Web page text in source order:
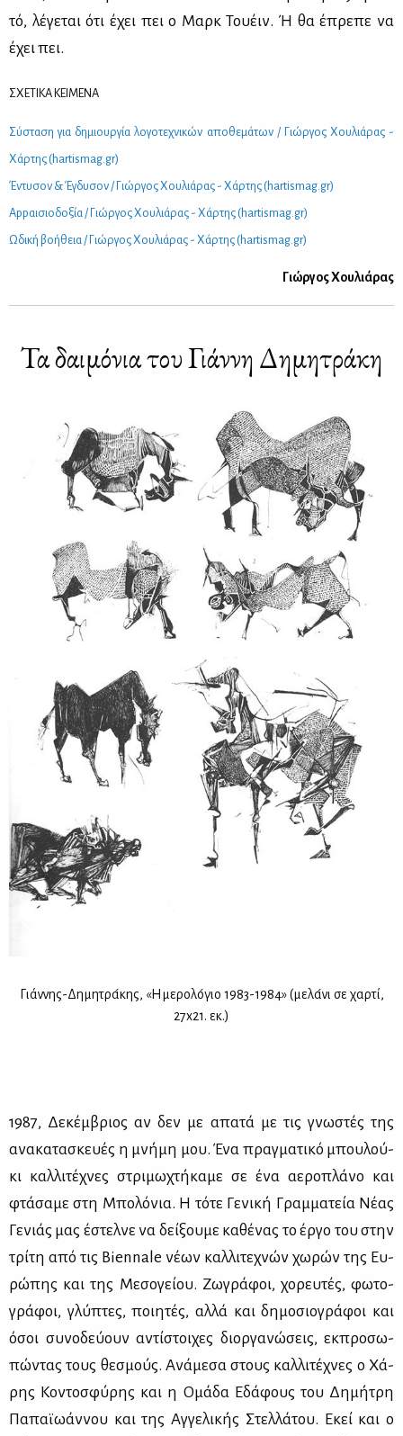
τό, λέ­γε­ται ότι έχει πει ο Μαρκ Του­έιν. Ή θα έπρε­πε να
έχει πει.
ΣΧΕΤΙΚΑ ΚΕΙΜΕΝΑ
Σύ­στα­ση για δη­μιουρ­γία λο­γο­τε­χνι­κών απο­θε­μά­των / Γιώρ­γος Χου­λιά­ρας -
Χάρ­της (hartismag.gr)
Έντυ­σον & Έγδυ­σον / Γιώρ­γος Χου­λιά­ρας - Χάρ­της (hartismag.gr)
Αppαι­σιο­δο­ξία / Γιώρ­γος Χου­λιά­ρας - Χάρ­της (hartismag.gr)
Ωδι­κή βο­ή­θεια / Γιώρ­γος Χου­λιά­ρας - Χάρ­της (hartismag.gr)
Γιώρ­γος Χου­λιά­ρας
Τα δαι­μό­νια του Γιάν­νη Δη­μη­τρά­κη
Γιά­ννης-Δη­μη­τρα­́κης, «Ημε­ρο­λο­́γιο 1983-1984» (με­λα­́νι σε χαρ­τί,
27x21. εκ.)
1987, Δε­κέμ­βριος αν δεν με απα­τά με τις γνω­στές της
ανα­κα­τα­σκευ­ές η μνή­μη μου. Ένα πραγ­μα­τι­κό μπου­λού­
κι καλ­λι­τέ­χνες στρι­μω­χτή­κα­με σε ένα αε­ρο­πλά­νο και
φτά­σα­με στη Μπο­λό­νια. Η τό­τε Γε­νι­κή Γραμ­μα­τεία Νέ­ας
Γε­νιάς μας έστελ­νε να δεί­ξου­με κα­θέ­νας το έρ­γο του στην
τρί­τη από τις Biennale νέ­ων καλ­λι­τε­χνών χω­ρών της Ευ­
ρώ­πης και της Με­σο­γεί­ου. Ζω­γρά­φοι, χο­ρευ­τές, φω­το­
γρά­φοι, γλύ­πτες, ποι­η­τές, αλ­λά και δη­μο­σιο­γρά­φοι και
όσοι συ­νο­δεύ­ουν αντί­στοι­χες διορ­γα­νώ­σεις, εκ­προ­σω­
πώ­ντας τους θε­σμούς. Ανά­με­σα στους καλ­λι­τέ­χνες ο Χά­
ρης Κο­ντο­σφύ­ρης και η Ομά­δα Εδά­φους του Δη­μή­τρη
Πα­παϊ­ω­άν­νου και της Αγ­γε­λι­κής Στελ­λά­του. Εκεί και ο